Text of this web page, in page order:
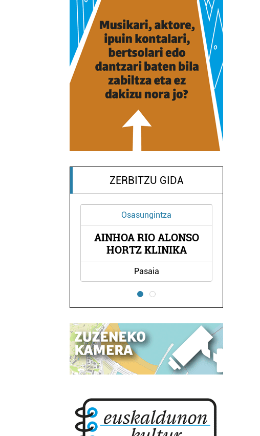
ZERBITZU GIDA
Osasungintza
AINHOA RIO ALONSO
HORTZ KLINIKA
Pasaia